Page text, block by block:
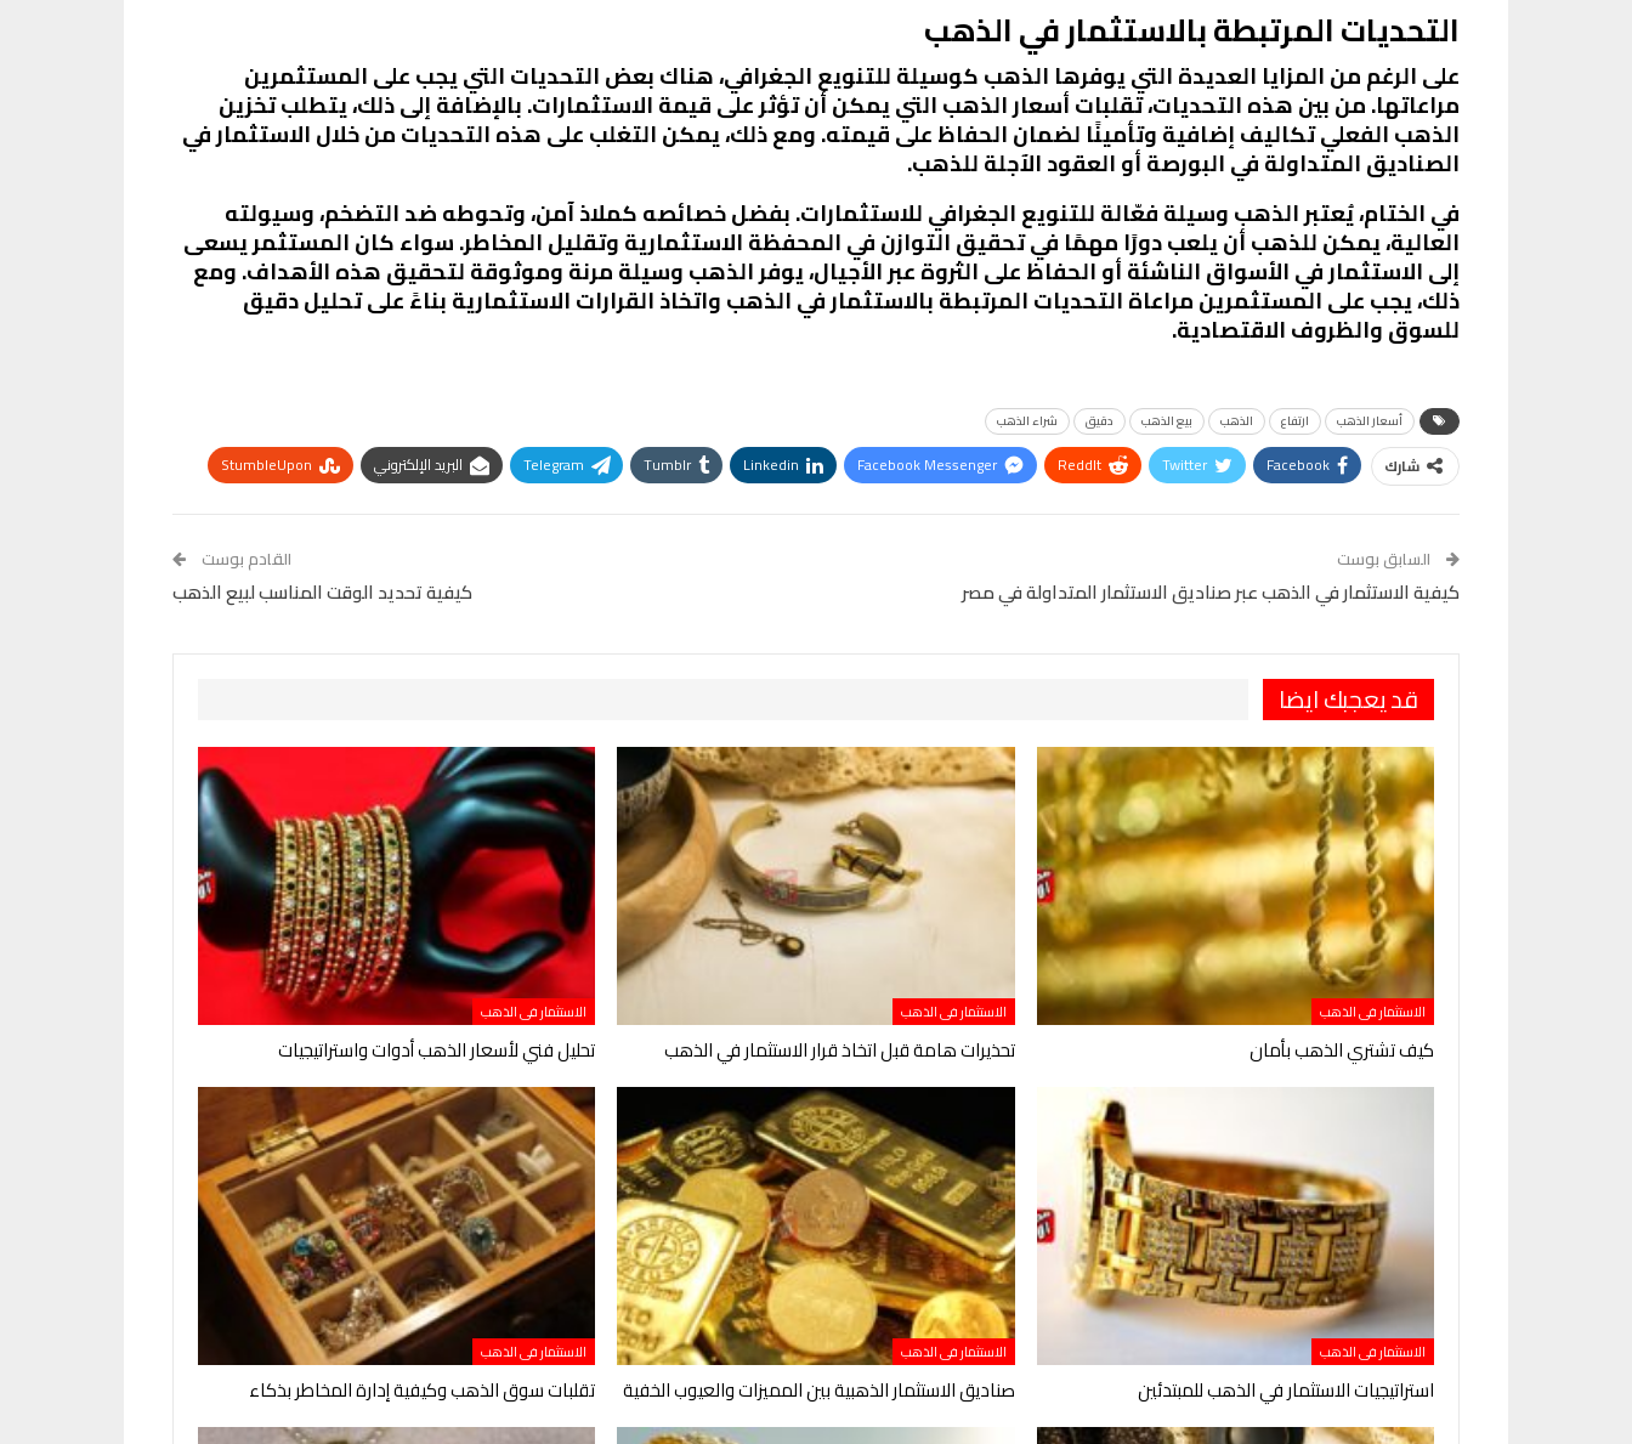
التحديات المرتبطة بالاستثمار في الذهب
على الرغم من المزايا العديدة التي يوفرها الذهب كوسيلة للتنويع الجغرافي، هناك بعض التحديات التي يجب على المستثمرين
مراعاتها. من بين هذه التحديات، تقلبات أسعار الذهب التي يمكن أن تؤثر على قيمة الاستثمارات. بالإضافة إلى ذلك، يتطلب تخزين
الذهب الفعلي تكاليف إضافية وتأمينًا لضمان الحفاظ على قيمته. ومع ذلك، يمكن التغلب على هذه التحديات من خلال الاستثمار في
الصناديق المتداولة في البورصة أو العقود الآجلة للذهب.
في الختام، يُعتبر الذهب وسيلة فعّالة للتنويع الجغرافي للاستثمارات. بفضل خصائصه كملاذ آمن، وتحوطه ضد التضخم، وسيولته
العالية، يمكن للذهب أن يلعب دورًا مهمًا في تحقيق التوازن في المحفظة الاستثمارية وتقليل المخاطر. سواء كان المستثمر يسعى
إلى الاستثمار في الأسواق الناشئة أو الحفاظ على الثروة عبر الأجيال، يوفر الذهب وسيلة مرنة وموثوقة لتحقيق هذه الأهداف. ومع
ذلك، يجب على المستثمرين مراعاة التحديات المرتبطة بالاستثمار في الذهب واتخاذ القرارات الاستثمارية بناءً على تحليل دقيق
للسوق والظروف الاقتصادية.
أسعار الذهب ارتفاع الذهب بيع الذهب دقيق شراء الذهب
شارك Facebook
Twitter
ReddIt
Facebook Messenger
Linkedin
Tumblr
Telegram البريد الإلكتروني
StumbleUpon
السابق بوست
كيفية الاستثمار في الذهب عبر صناديق الاستثمار المتداولة في مصر
القادم بوست
كيفية تحديد الوقت المناسب لبيع الذهب
قد يعجبك ايضا
الاستثمار فى الذهب
كيف تشتري الذهب بأمان
الاستثمار فى الذهب
تحذيرات هامة قبل اتخاذ قرار الاستثمار في الذهب
الاستثمار فى الذهب
تحليل فني لأسعار الذهب أدوات واستراتيجيات
الاستثمار فى الذهب
استراتيجيات الاستثمار في الذهب للمبتدئين
الاستثمار فى الذهب
صناديق الاستثمار الذهبية بين المميزات والعيوب الخفية
الاستثمار فى الذهب
تقلبات سوق الذهب وكيفية إدارة المخاطر بذكاء